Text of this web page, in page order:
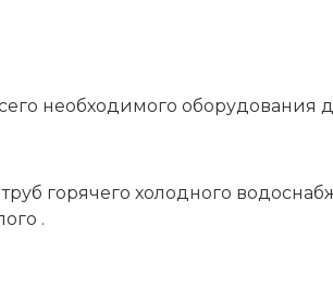
необходимого
горячего холодного
.